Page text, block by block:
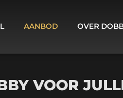
AANBOD OVER
VOOR